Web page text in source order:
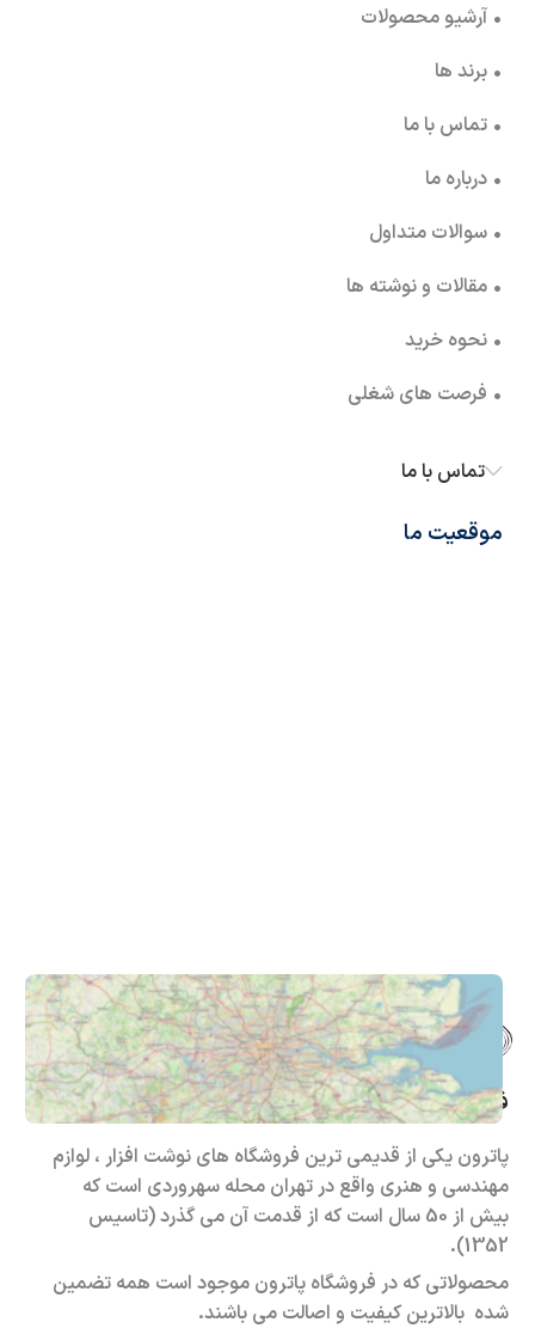
• آرشیو محصولات
• برند ها
• تماس با ما
• درباره ما
• سوالات متداول
• مقالات و نوشته ها
• نحوه خرید
• فرصت های شغلی
تماس با ما
موقعیت ما
فروشگاه حضوری – اینترنتی پاترون
پاترون یکی از قدیمی ترین فروشگاه های نوشت افزار ، لوازم
مهندسی و هنری واقع در تهران محله سهروردی است که
بیش از 50 سال است که از قدمت آن می گذرد (تاسیس
1352).
محصولاتی که در فروشگاه پاترون موجود است همه تضمین
شده بالاترین کیفیت و اصالت می باشند.